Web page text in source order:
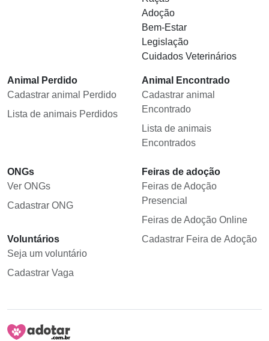
Adoção
Bem-Estar
Legislação
Cuidados Veterinários
Animal Perdido
Cadastrar animal Perdido
Lista de animais Perdidos
Animal Encontrado
Cadastrar animal
Encontrado
Lista de animais
Encontrados
ONGs
Ver ONGs
Cadastrar ONG
Voluntários
Seja um voluntário
Cadastrar Vaga
Feiras de adoção
Feiras de Adoção
Presencial
Feiras de Adoção Online
Cadastrar Feira de Adoção